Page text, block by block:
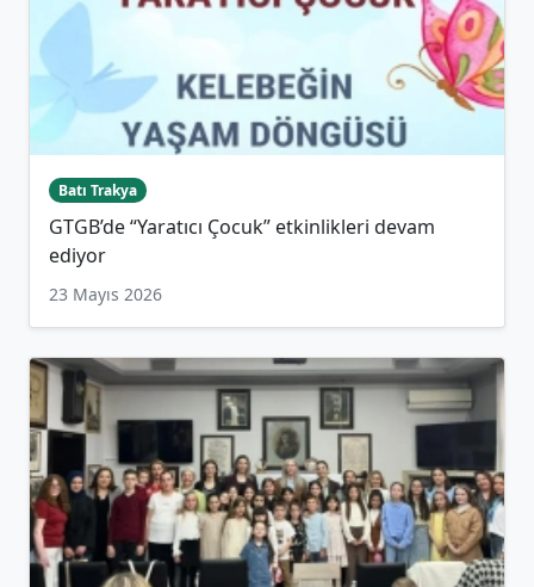
Batı Trakya
GTGB’de “Yaratıcı Çocuk” etkinlikleri devam
ediyor
23 Mayıs 2026